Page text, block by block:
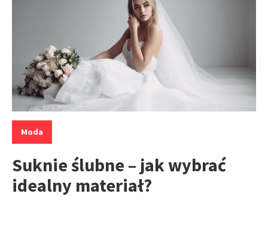
Kategorie:
Moda
Suknie ślubne – jak wybrać
idealny materiał?